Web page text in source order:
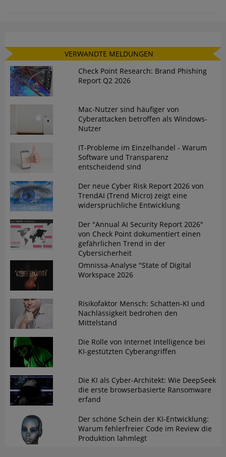
VERWANDTE MELDUNGEN
Check Point Research: Brand Phishing
Report Q2 2026
Mac-Nutzer sind häufiger von
Cyberattacken betroffen als Windows-
Nutzer
IT-Probleme im Einzelhandel - Warum
Software und Transparenz
entscheidend sind
Der neue Cyber Risk Report 2026 von
TrendAI (Trend Micro) zeigt eine
widersprüchliche Entwicklung
Der "Annual AI Security Report 2026"
von Check Point dokumentiert einen
gefährlichen Trend in der
Cybersicherheit
Omnissa-Analyse "State of Digital
Workspace 2026
Risikofaktor Mensch: Schatten-KI und
Nachlässigkeit bedrohen den
Mittelstand
Die Rolle von Internet Intelligence bei
KI-gestützten Cyberangriffen
Die KI als Cyber-Architekt: Wie DeepSeek
die erste browserbasierte Ransomware
erfand
Der schöne Schein der KI-Entwicklung:
Warum fehlerfreier Code im Review die
Produktion lahmlegt